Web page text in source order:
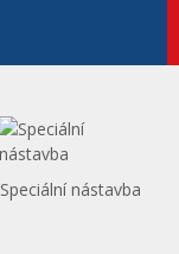
Speciální nástavba